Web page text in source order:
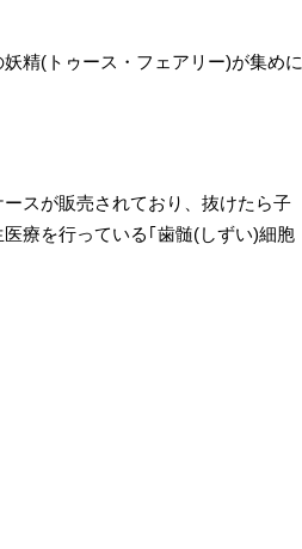
精(トゥース・フェアリー)が集めに
スが販売されており、抜けたら子
療を行っている｢歯髄(しずい)細胞